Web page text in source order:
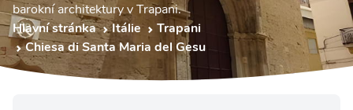
barokní architektury v Trapani.
Hlavní stránka
Itálie
Trapani
Chiesa di Santa Maria del Gesu